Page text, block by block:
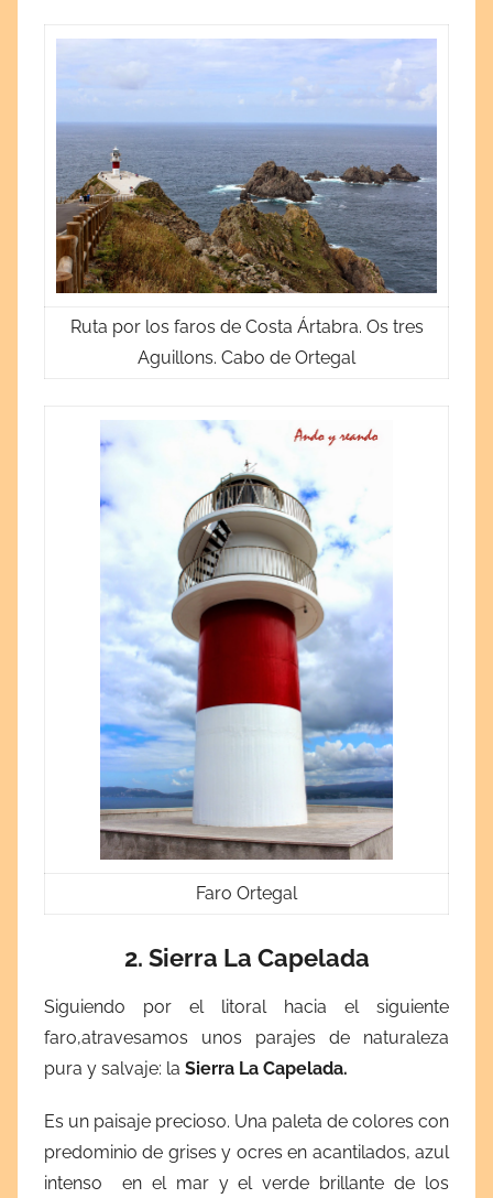
Ruta por los faros de Costa Ártabra. Os tres
Aguillons. Cabo de Ortegal
Faro Ortegal
2. Sierra La Capelada
Siguiendo por el litoral hacia el siguiente
faro,atravesamos unos parajes de naturaleza
pura y salvaje: la Sierra La Capelada.
Es un paisaje precioso. Una paleta de colores con
predominio de grises y ocres en acantilados, azul
intenso en el mar y el verde brillante de los